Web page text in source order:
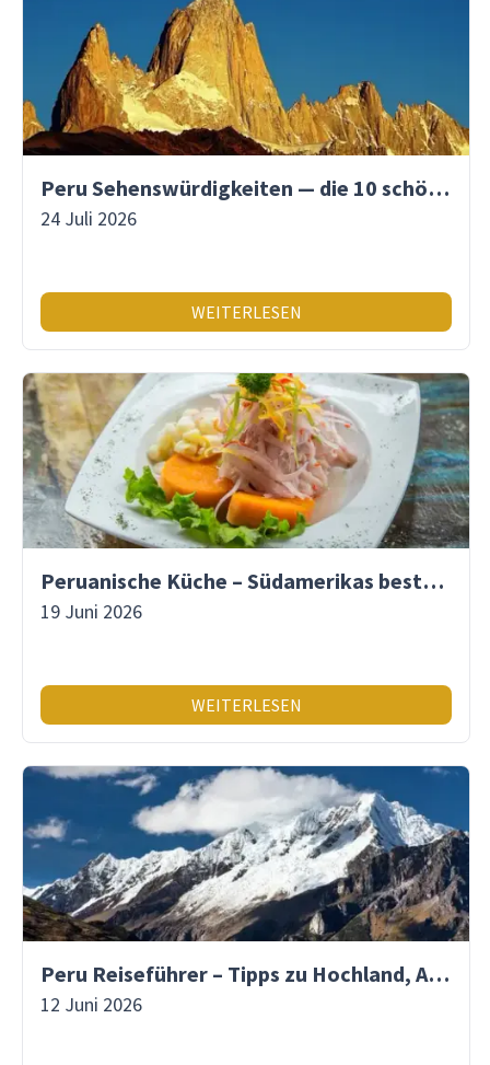
Peru Sehenswürdigkeiten — die 10 schönsten Orte
24 Juli 2026
WEITERLESEN
Peruanische Küche – Südamerikas beste Gastronomie
19 Juni 2026
WEITERLESEN
Peru Reiseführer – Tipps zu Hochland, Amazonas & Inka-Erbe
12 Juni 2026